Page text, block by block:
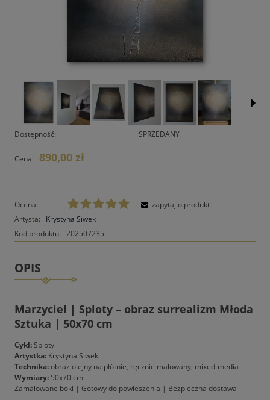
Dostępność: SPRZEDANY
Cena: 890,00 zł
Ocena:
Artysta:
Krystyna Siwek
Kod produktu: 202507235
zapytaj o produkt
OPIS
Marzyciel | Sploty – obraz surrealizm Młoda
Sztuka | 50x70 cm
Cykl: Sploty
Artystka: Krystyna Siwek
Technika:obraz olejny na płótnie, ręcznie malowany, mixed-media
Wymiary: 50x70 cm
Zamalowane boki | Gotowy do powieszenia | Bezpieczna dostawa